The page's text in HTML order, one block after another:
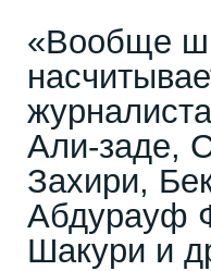
«Вообще
Али-заде,
Захири,
Абдурауф
Шакури и